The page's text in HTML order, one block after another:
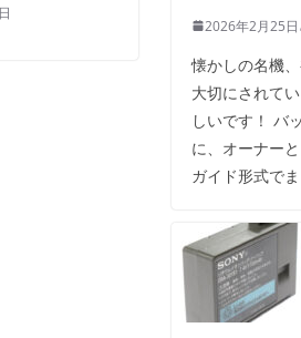
2026年2月25日
懐かしの名機
大切にされて
しいです！ バ
に、オーナー
ガイド形式で